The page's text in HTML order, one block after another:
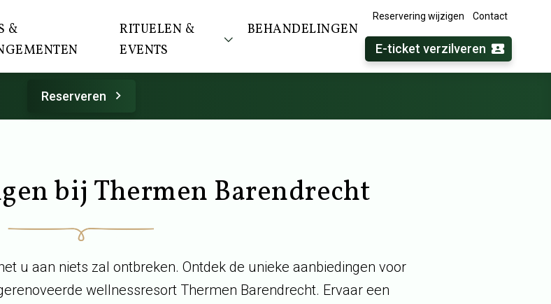
Reservering wijzigen Contact
&
RITUELEN &
EVENTS
BEHANDELINGEN
E-ticket verzilveren
Reserveren
bij Thermen Barendrecht
u aan niets zal ontbreken. Ontdek de unieke aanbiedingen voor
wellnessresort Thermen Barendrecht. Ervaar een